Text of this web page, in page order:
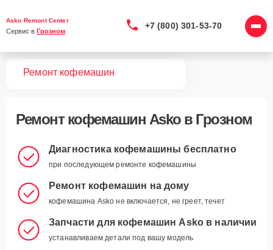
Asko Remont Center
Сервис в Грозном
+7 (800) 301-53-70
Ремонт кофемашин
Ремонт кофемашин Askoв Грозном
Диагностика кофемашины бесплатно
при последующем ремонте кофемашины
Ремонт кофемашин на дому
кофемашина Asko не включается, не греет, течет
Запчасти для кофемашин Asko в наличии
устанавливаем детали под вашу модель